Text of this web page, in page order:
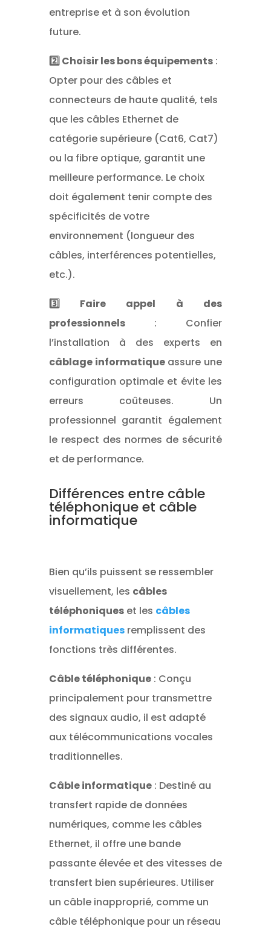
entreprise et à son évolution
future.
2️⃣ Choisir les bons équipements:
Opter pour des câbles et
connecteurs de haute qualité, tels
que les câbles Ethernet de
catégorie supérieure (Cat6, Cat7)
ou la fibre optique, garantit une
meilleure performance. Le choix
doit également tenir compte des
spécificités de votre
environnement (longueur des
câbles, interférences potentielles,
etc.).
3️⃣ Faire appel à des
professionnels: Confier
l’installation à des experts en
câblage informatiqueassure une
configuration optimale et évite les
erreurs coûteuses. Un
professionnel garantit également
le respect des normes de sécurité
et de performance.
Différences entre câble
téléphonique et câble
informatique
Bien qu’ils puissent se ressembler
visuellement, les câbles
téléphoniqueset les câbles
informatiquesremplissent des
fonctions très différentes.
Câble téléphonique: Conçu
principalement pour transmettre
des signaux audio, il est adapté
aux télécommunications vocales
traditionnelles.
Câble informatique: Destiné au
transfert rapide de données
numériques, comme les câbles
Ethernet, il offre une bande
passante élevée et des vitesses de
transfert bien supérieures. Utiliser
un câble inapproprié, comme un
câble téléphonique pour un réseau